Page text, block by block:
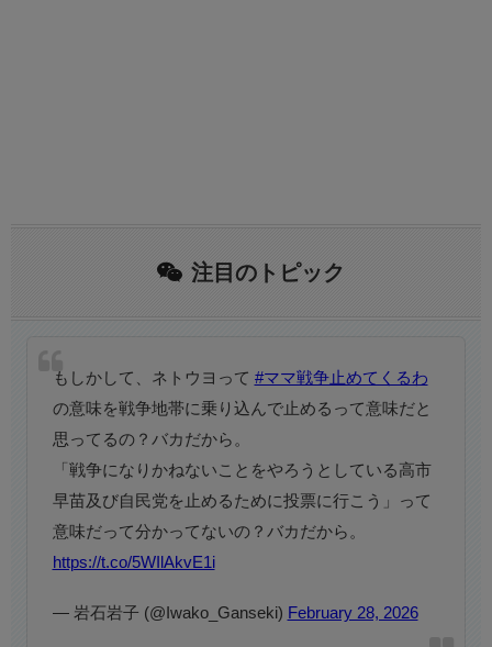
注目のトピック
もしかして、ネトウヨって #ママ戦争止めてくるわ‌
の意味を戦争地帯に乗り込んで止めるって意味だと
思ってるの？バカだから。
「戦争になりかねないことをやろうとしている高市
早苗及び自民党を止めるために投票に行こう」って
意味だって分かってないの？バカだから。
https://t.co/5WIlAkvE1i
— 岩石岩子 (@Iwako_Ganseki) February 28, 2026